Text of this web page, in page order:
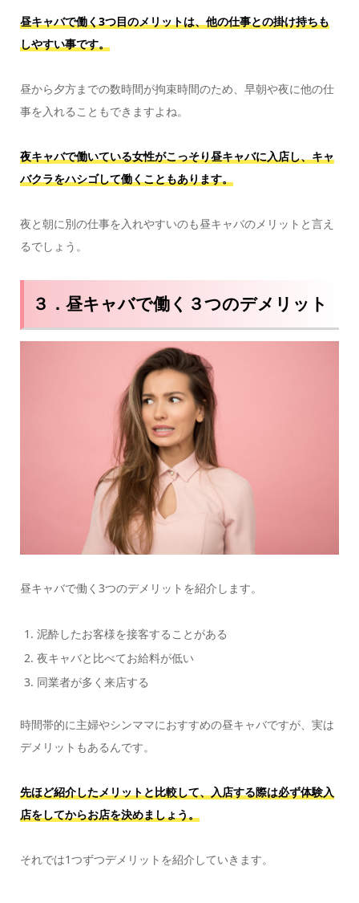
昼キャバで働く3つ目のメリットは、他の仕事との掛け持ちも
しやすい事です。
昼から夕方までの数時間が拘束時間のため、早朝や夜に他の仕
事を入れることもできますよね。
夜キャバで働いている女性がこっそり昼キャバに入店し、キャ
バクラをハシゴして働くこともあります。
夜と朝に別の仕事を入れやすいのも昼キャバのメリットと言え
るでしょう。
３．昼キャバで働く３つのデメリット
昼キャバで働く3つのデメリットを紹介します。
泥酔したお客様を接客することがある
夜キャバと比べてお給料が低い
同業者が多く来店する
時間帯的に主婦やシンママにおすすめの昼キャバですが、実は
デメリットもあるんです。
先ほど紹介したメリットと比較して、入店する際は必ず体験入
店をしてからお店を決めましょう。
それでは1つずつデメリットを紹介していきます。